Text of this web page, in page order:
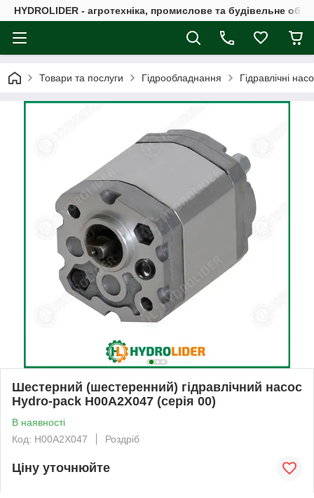
HYDROLIDER - агротехніка, промислове та будівельне
Товари та послуги Гідрообладнання Гідравлічні
Шестерний (шестеренний) гідравлічний насос
Hydro-pack H00A2X047 (серія 00)
В наявності
Код: H00A2X047
Роздріб
Ціну уточнюйте